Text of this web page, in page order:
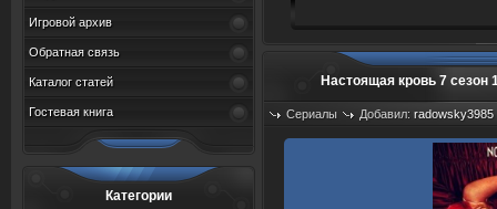
Игровой архив
Обратная связь
Каталог статей
Гостевая книга
Категории
Настоящая кровь 7 сезон
Сериалы Добавил: radowsky3985
Просмотров: 467